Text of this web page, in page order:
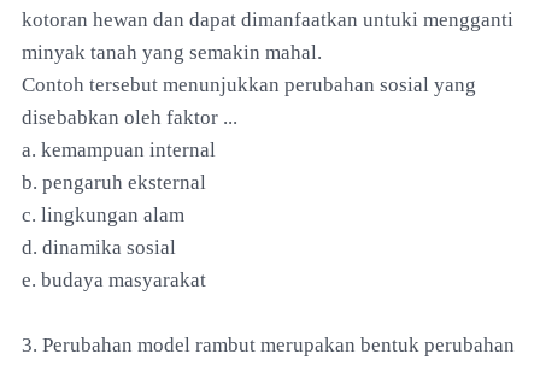
kotoran hewan dan dapat dimanfaatkan untuki mengganti
minyak tanah yang semakin mahal.
Contoh tersebut menunjukkan perubahan sosial yang
disebabkan oleh faktor ...
a. kemampuan internal
b. pengaruh eksternal
c. lingkungan alam
d. dinamika sosial
e. budaya masyarakat
3. Perubahan model rambut merupakan bentuk perubahan